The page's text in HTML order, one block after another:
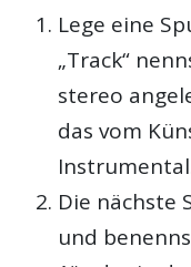
Lege eine
„Track“
stereo
das vom
Die nächste
und